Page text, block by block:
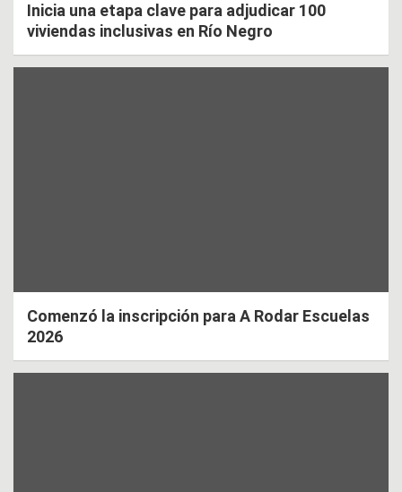
Inicia una etapa clave para adjudicar 100
viviendas inclusivas en Río Negro
Comenzó la inscripción para A Rodar Escuelas
2026